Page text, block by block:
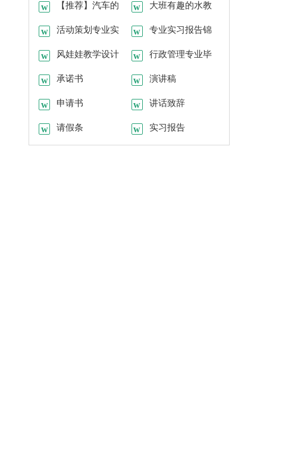
篇）
15篇 谢信四篇
【推荐】汽车的
实习报告四篇
大班有趣的水教
案汇编六篇
活动策划专业实
习心得
专业实习报告锦
集9篇
风娃娃教学设计
合集15篇
行政管理专业毕
业生求职信
承诺书 演讲稿
申请书 讲话致辞
请假条 实习报告